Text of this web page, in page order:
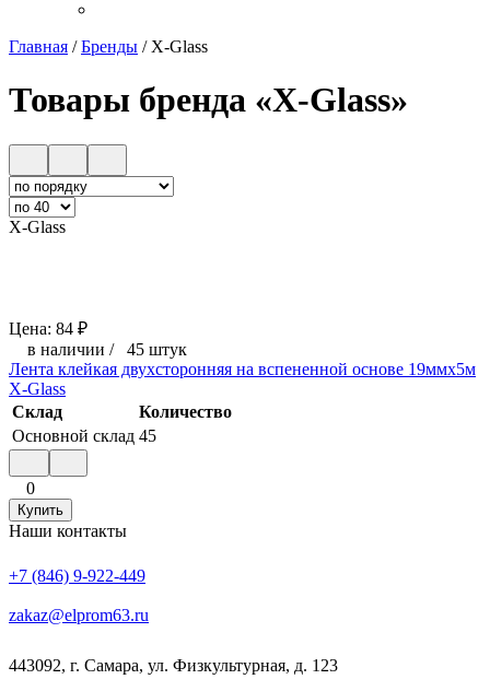
Главная /Бренды / X-Glass
Товары бренда «X-Glass»
X-Glass
Цена: 84 ₽
в наличии / 45 штук
Лента клейкая двухсторонняя на вспененной основе 19ммх5м
X-Glass
Склад
Количество
Основной склад 45
0
Купить
Наши контакты
+7 (846) 9-922-449
zakaz@elprom63.ru
443092, г. Самара, ул. Физкультурная, д. 123